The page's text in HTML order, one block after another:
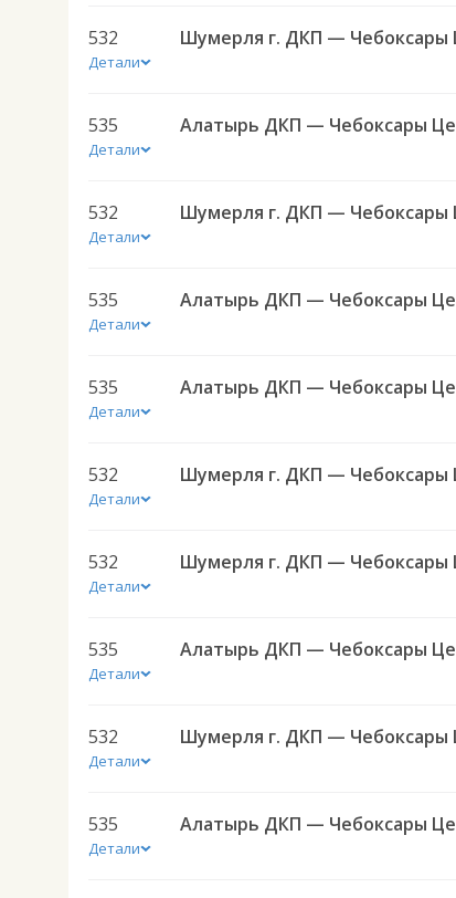
532
Детали
535
Детали
532
Детали
535
Детали
535
Детали
532
Детали
532
Детали
535
Детали
532
Детали
535
Детали